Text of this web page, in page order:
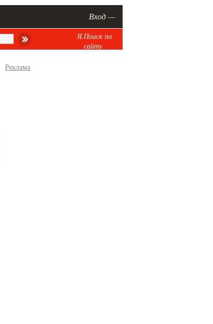
Вход —
Я.Поиск по
сайту
Реклама